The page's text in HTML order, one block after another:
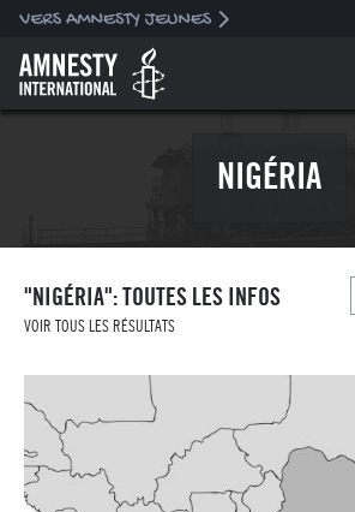
NIGÉRIA
"NIGÉRIA": TOUTES LES INFOS
VOIR TOUS LES RÉSULTATS